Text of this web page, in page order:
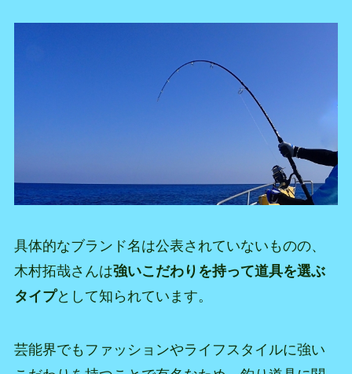
具体的なブランド名は公表されていないものの、
木村拓哉さんは強いこだわりを持って道具を選ぶ
タイプとして知られています。
芸能界でもファッションやライフスタイルに強い